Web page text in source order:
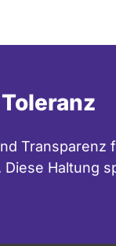
Transparenz
Haltung